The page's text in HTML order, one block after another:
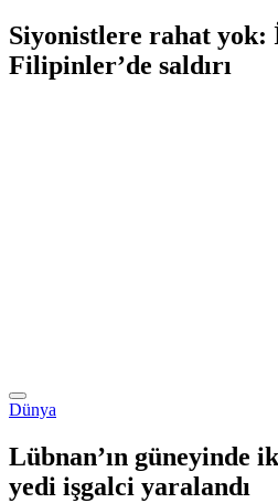
Siyonistlere rahat yok:
Filipinler’de saldırı
Dünya
Lübnan’ın güneyinde
yedi işgalci yaralandı